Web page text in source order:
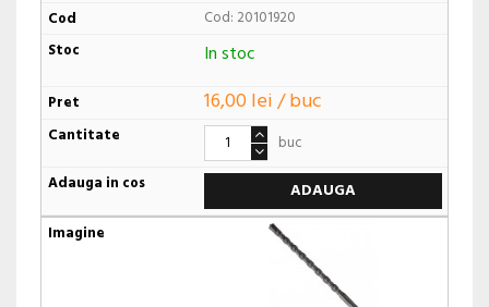
Cod: 20101920
In stoc
16,00 lei / buc
buc
ADAUGA